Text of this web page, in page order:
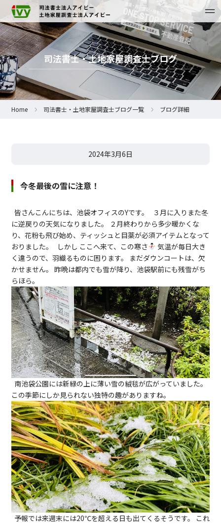
司法書士・土地家屋調査士ブログ
Home 司法書士・土地家屋調査士ブログ一覧 ブログ詳細
2024年3月6日
今冬最後の雪に注意！
皆さんこんにちは、池袋オフィスのYです。 ３月に入りまた冬
に逆戻りの天気になりました。 ２月終わりから多少暖かくな
り、花粉も飛び始め、ティッシュと目薬が必須アイテムとなって
おりました。 しかし ここへ来て、この寒さ
気温が毎日大き
く違うので、羽織るものに困ります。 まだダウンコートは、欠
かせません。 昨晩は都内でも雪が降り、池袋駅前にも残雪がち
らほら。
南池袋公園には新緑の上に薄い雪の絨毯が広がっていました。
この季節にしか見られない独特の趣がありますね。
予報では来週末には20℃を超える日も出てくるそうです。 これ